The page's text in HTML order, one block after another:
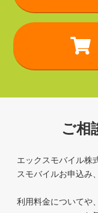
ご相
エックスモバイル株
スモバイルお申込み
利用料金についてや